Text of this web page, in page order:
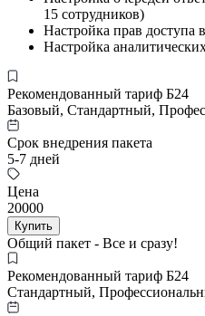
15 сотрудников)
Настройка прав доступа
Настройка
Рекомендованный тариф Б24
Базовый, Стандартный,
Срок внедрения пакета
5-7 дней
Цена
20000
Купить
Общий пакет - Все и сразу!
Рекомендованный тариф Б24
Стандартный,